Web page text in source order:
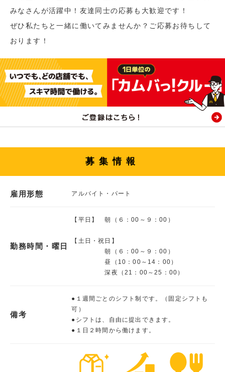
みなさんが活躍中！友達同士の応募も大歓迎です！
ぜひ私たちと一緒に働いてみませんか？ご応募お待ちして
おります！
募集情報
雇用形態 アルバイト・パート
勤務時間・曜日
【平日】 朝（６：00～９：00）
【土日・祝日】
朝（６：00～９：00）
昼（10：00～14：00）
深夜（21：00～25：00）
備考
●１週間ごとのシフト制です。（固定シフトも
可）
●シフトは、自由に提出できます。
●１日２時間から働けます。